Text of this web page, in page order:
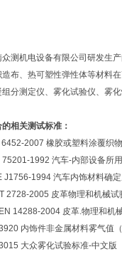
众测机电设备有限公司研发生
造布、热可塑性弹性体等材料
组分测定仪、雾化试验仪、雾
相关测试标准：
6452-2007 橡胶或塑料涂覆织
75201-1992 汽车-内部设备所
J1756-1994 汽车内饰材料确
2728-2005 皮革物理和机械试
14288-2004 皮革.物理和机
内饰件非金属材料雾气值
大众雾化试验标准-中文版